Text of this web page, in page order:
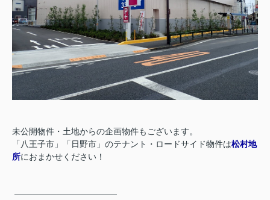
未公開物件・土地からの企画物件もございます。
「八王子市」「日野市」のテナント・ロードサイド物件は松村地
所におまかせください！
─────────────────